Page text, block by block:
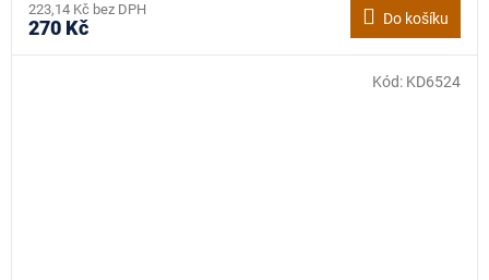
223,14 Kč bez DPH
270 Kč Do košíku
Kód: KD6524